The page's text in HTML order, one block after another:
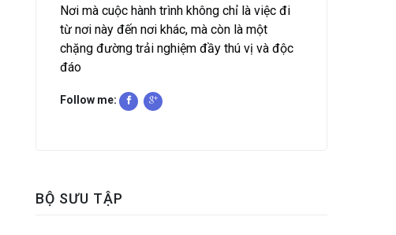
Nơi mà cuộc hành trình không chỉ là việc đi
từ nơi này đến nơi khác, mà còn là một
chặng đường trải nghiệm đầy thú vị và độc
đáo
Follow me:
BỘ SƯU TẬP